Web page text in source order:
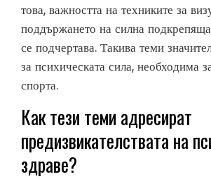
това, важността на техниките за
поддържането на силна
се подчертава. Такива теми
за психическата сила, необходима
спорта.
Как тези теми адресират
предизвикателствата на
здраве?